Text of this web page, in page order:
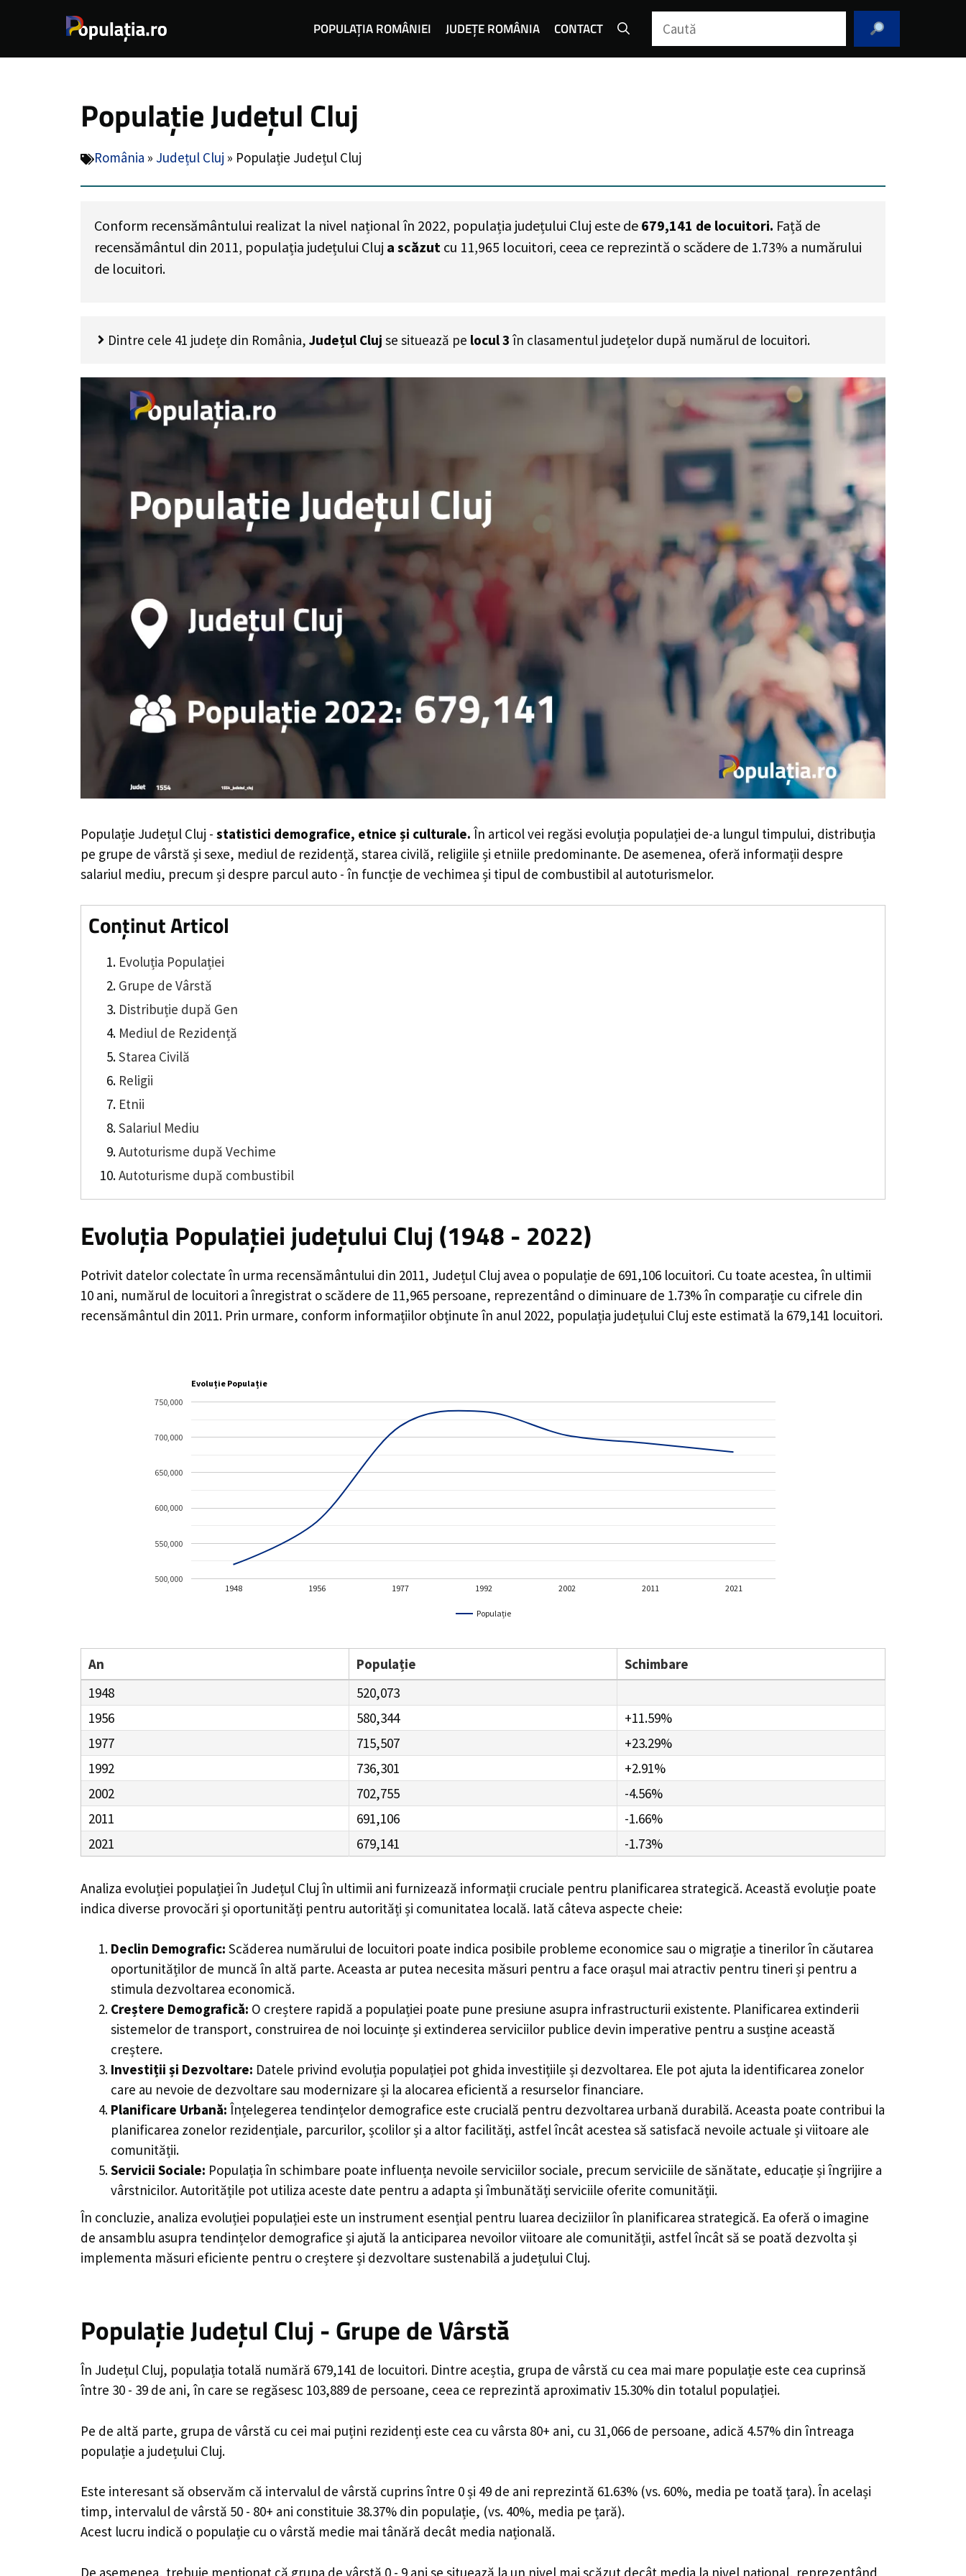
POPULAȚIA ROMÂNIEI JUDEȚE ROMÂNIA CONTACT Caută
Populație Județul Cluj
România » Județul Cluj » Populație Județul Cluj
Conform recensământului realizat la nivel național în 2022, populația județului Cluj este de 679,141 de locuitori. Față de
recensământul din 2011, populația județului Cluj a scăzut cu 11,965 locuitori, ceea ce reprezintă o scădere de 1.73% a numărului
de locuitori.
Dintre cele 41 județe din România, Județul Cluj se situează pe locul 3 în clasamentul județelor după numărul de locuitori.
Populație Județul Cluj - statistici demografice, etnice și culturale. În articol vei regăsi evoluția populației de-a lungul timpului, distribuția
pe grupe de vârstă și sexe, mediul de rezidență, starea civilă, religiile și etniile predominante. De asemenea, oferă informații despre
salariul mediu, precum și despre parcul auto - în funcție de vechimea și tipul de combustibil al autoturismelor.
Conținut Articol
Evoluția Populației
Grupe de Vârstă
Distribuție după Gen
Mediul de Rezidență
Starea Civilă
Religii
Etnii
Salariul Mediu
Autoturisme după Vechime
Autoturisme după combustibil
Evoluția Populației județului Cluj (1948 - 2022)
Potrivit datelor colectate în urma recensământului din 2011, Județul Cluj avea o populație de 691,106 locuitori. Cu toate acestea, în ultimii
10 ani, numărul de locuitori a înregistrat oscădere de 11,965 persoane, reprezentând o diminuare de 1.73%în comparație cu cifrele din
recensământul din 2011. Prin urmare, conform informațiilor obținute în anul 2022, populația județului Cluj este estimată la 679,141 locuitori.
Evoluție Populație
Populație
1948 1956 1977 1992 2002 2011 2021
500,000
550,000
600,000
650,000
700,000
750,000
An Populație
Schimbare
1948
520,073
1956
580,344
+11.59%
1977
715,507
+23.29%
1992
736,301
+2.91%
2002
702,755
-4.56%
2011
691,106
-1.66%
2021
679,141 -1.73%
Analiza evoluției populației în Județul Cluj în ultimii ani furnizează informații cruciale pentru planificarea strategică. Această evoluție poate
indica diverse provocări și oportunități pentru autorități și comunitatea locală. Iată câteva aspecte cheie:
Declin Demografic: Scăderea numărului de locuitori poate indica posibile probleme economice sau o migrație a tinerilor în căutarea
oportunităților de muncă în altă parte. Aceasta ar putea necesita măsuri pentru a face orașul mai atractiv pentru tineri și pentru a
stimula dezvoltarea economică.
Creștere Demografică: O creștere rapidă a populației poate pune presiune asupra infrastructurii existente. Planificarea extinderii
sistemelor de transport, construirea de noi locuințe și extinderea serviciilor publice devin imperative pentru a susține această
creștere.
Investiții și Dezvoltare: Datele privind evoluția populației pot ghida investițiile și dezvoltarea. Ele pot ajuta la identificarea zonelor
care au nevoie de dezvoltare sau modernizare și la alocarea eficientă a resurselor financiare.
Planificare Urbană: Înțelegerea tendințelor demografice este crucială pentru dezvoltarea urbană durabilă. Aceasta poate contribui la
planificarea zonelor rezidențiale, parcurilor, școlilor și a altor facilități, astfel încât acestea să satisfacă nevoile actuale și viitoare ale
comunității.
Servicii Sociale: Populația în schimbare poate influența nevoile serviciilor sociale, precum serviciile de sănătate, educație și îngrijire a
vârstnicilor. Autoritățile pot utiliza aceste date pentru a adapta și îmbunătăți serviciile oferite comunității.
În concluzie, analiza evoluției populației este un instrument esențial pentru luarea deciziilor în planificarea strategică. Ea oferă o imagine
de ansamblu asupra tendințelor demografice și ajută la anticiparea nevoilor viitoare ale comunității, astfel încât să se poată dezvolta și
implementa măsuri eficiente pentru o creștere și dezvoltare sustenabilă a județului Cluj.
Populație Județul Cluj - Grupe de Vârstă
În Județul Cluj, populația totală numără 679,141 de locuitori. Dintre aceștia, grupa de vârstă cu cea mai mare populație este cea cuprinsă
între 30 - 39 de ani, în care se regăsesc 103,889 de persoane, ceea ce reprezintă aproximativ 15.30% din totalul populației.
Pe de altă parte, grupa de vârstă cu cei mai puțini rezidenți este cea cu vârsta 80+ ani, cu 31,066 de persoane, adică 4.57% din întreaga
populație a județului Cluj.
Este interesant să observăm că intervalul de vârstă cuprins între 0 și 49 de ani reprezintă 61.63% (vs. 60%, media pe toată țara). În același
timp, intervalul de vârstă 50 - 80+ ani constituie 38.37% din populație, (vs. 40%, media pe țară).
Acest lucru indică o populație cu o vârstă medie mai tânără decât media națională.
De asemenea, trebuie menționat că grupa de vârstă 0 - 9 ani se situează la un nivel mai scăzut decât media la nivel național, reprezentând